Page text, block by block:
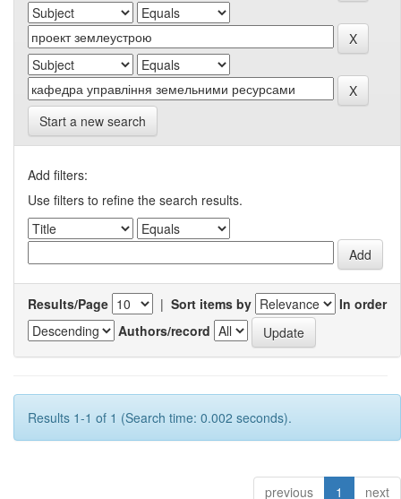
Start a new search
Add filters:
Use filters to refine the search results.
Results/Page | Sort items by
In order
Authors/record
Results 1-1 of 1 (Search time: 0.002 seconds).
previous 1 next